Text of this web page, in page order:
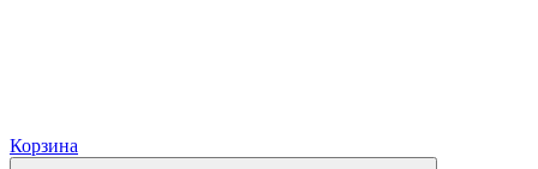
Корзина